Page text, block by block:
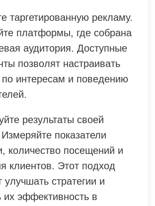
таргетированную рекламу.
платформы, где собрана
аудитория. Доступные
позволят настраивать
интересам и поведению
результаты своей
показатели
количество посещений и
клиентов. Этот подход
улучшать стратегии и
эффективность в